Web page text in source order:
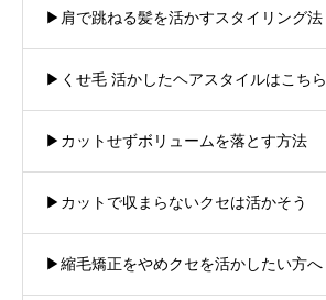
▶︎肩で跳ねる髪を活かすスタイリング法
▶︎くせ毛 活かしたヘアスタイルはこちら
▶︎カットせずボリュームを落とす方法
▶︎カットで収まらないクセは活かそう
▶︎縮毛矯正をやめクセを活かしたい方へ